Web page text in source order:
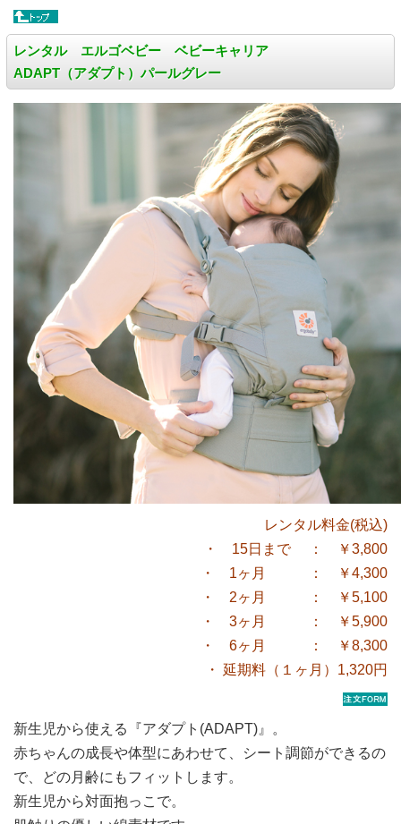
レンタル エルゴベビー ベビーキャリア
ADAPT（アダプト）パールグレー
レンタル料金(税込)
・ 15日まで ： ￥3,800
・ 1ヶ月 ： ￥4,300
・ 2ヶ月 ： ￥5,100
・ 3ヶ月 ： ￥5,900
・ 6ヶ月 ： ￥8,300
・ 延期料（１ヶ月）1,320円
新生児から使える『アダプト(ADAPT)』。
赤ちゃんの成長や体型にあわせて、シート調節ができるの
で、どの月齢にもフィットします。
新生児から対面抱っこで。